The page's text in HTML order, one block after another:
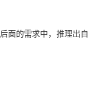
面的需求中，推理出自